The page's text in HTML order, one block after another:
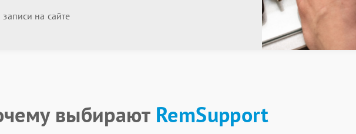
на сайте
выбирают RemSupport